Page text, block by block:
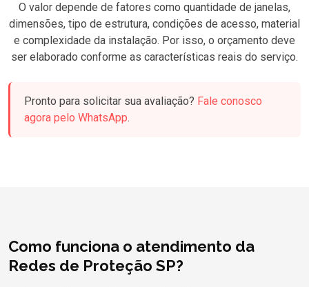
O valor depende de fatores como quantidade de janelas,
dimensões, tipo de estrutura, condições de acesso, material
e complexidade da instalação. Por isso, o orçamento deve
ser elaborado conforme as características reais do serviço.
Pronto para solicitar sua avaliação? Fale conosco
agora pelo WhatsApp.
Como funciona o atendimento da
Redes de Proteção SP?